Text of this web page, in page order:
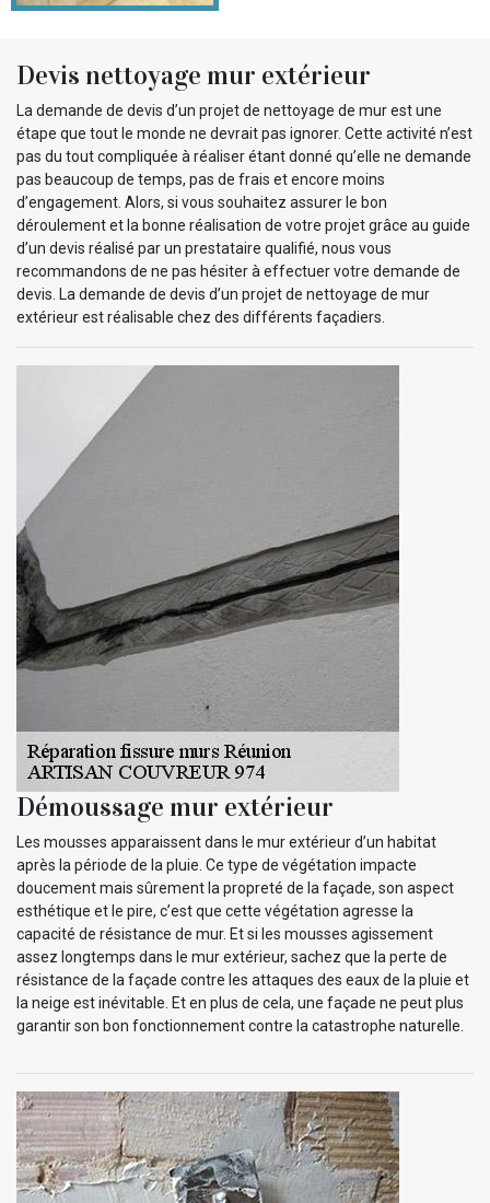
Devis nettoyage mur extérieur
La demande de devis d’un projet de nettoyage de mur est une
étape que tout le monde ne devrait pas ignorer. Cette activité n’est
pas du tout compliquée à réaliser étant donné qu’elle ne demande
pas beaucoup de temps, pas de frais et encore moins
d’engagement. Alors, si vous souhaitez assurer le bon
déroulement et la bonne réalisation de votre projet grâce au guide
d’un devis réalisé par un prestataire qualifié, nous vous
recommandons de ne pas hésiter à effectuer votre demande de
devis. La demande de devis d’un projet de nettoyage de mur
extérieur est réalisable chez des différents façadiers.
Démoussage mur extérieur
Les mousses apparaissent dans le mur extérieur d’un habitat
après la période de la pluie. Ce type de végétation impacte
doucement mais sûrement la propreté de la façade, son aspect
esthétique et le pire, c’est que cette végétation agresse la
capacité de résistance de mur. Et si les mousses agissement
assez longtemps dans le mur extérieur, sachez que la perte de
résistance de la façade contre les attaques des eaux de la pluie et
la neige est inévitable. Et en plus de cela, une façade ne peut plus
garantir son bon fonctionnement contre la catastrophe naturelle.